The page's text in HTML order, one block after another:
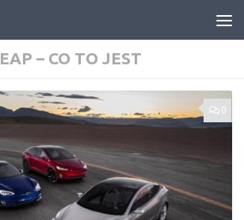
EAP – CO TO JEST
0